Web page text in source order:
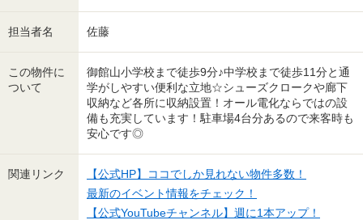
担当者名 佐藤
この物件に
ついて
御館山小学校まで徒歩9分♪中学校まで徒歩11分と通
学がしやすい便利な立地☆シューズクロークや廊下
収納など各所に収納設置！オール電化ならではの設
備も充実しています！駐車場4台分あるので来客時も
安心です◎
関連リンク
【公式HP】ココでしか見れない物件多数！
最新のイベント情報をチェック！
【公式YouTubeチャンネル】週に1本アップ！